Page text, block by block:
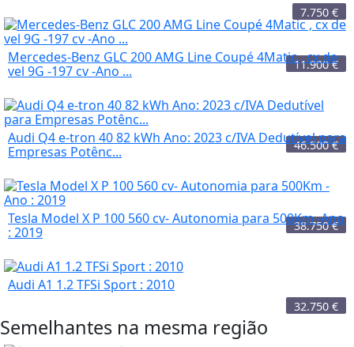
7.750 €
11.900 €
Mercedes-Benz GLC 200 AMG Line Coupé 4Matic , cx de
vel 9G -197 cv -Ano ...
46.500 €
Audi Q4 e-tron 40 82 kWh Ano: 2023 c/IVA Dedutível para
Empresas Potênc...
38.750 €
Tesla Model X P 100 560 cv- Autonomia para 500Km -Ano
: 2019
32.750 €
Audi A1 1.2 TFSi Sport : 2010
Semelhantes na mesma região